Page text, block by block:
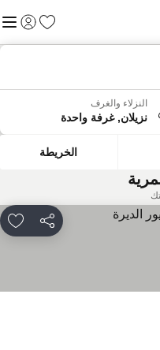
المفضلة
تسجيل
النزلاء والغرف
نزيلان, غرفة واحدة
الخريطة
مشاركة